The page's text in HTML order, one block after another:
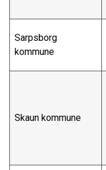
Sarpsborg
kommune
Skaun kommune